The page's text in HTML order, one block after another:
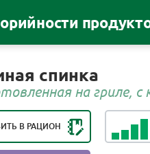
спинка
на гриле, с
В РАЦИОН
ПОЛЕЗНЫЙ ПРОДУКТ